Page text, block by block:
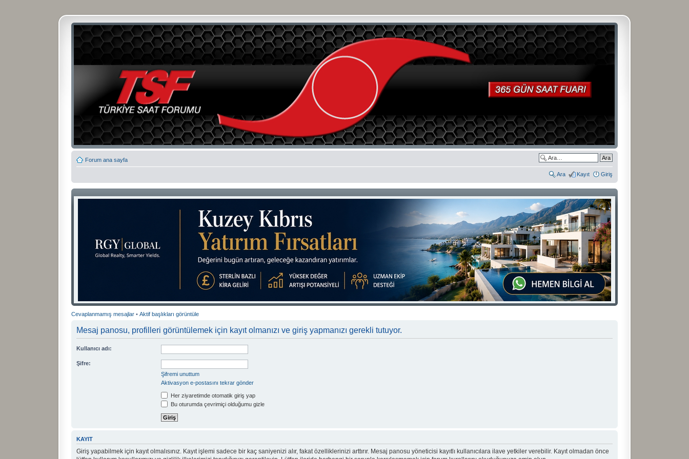
Forum ana sayfa
Ara Kayıt Giriş
Cevaplanmamış mesajlar • Aktif başlıkları görüntüle
Mesaj panosu, profilleri görüntülemek için kayıt olmanızı ve giriş yapmanızı gerekli tutuyor.
Kullanıcı adı:
Şifre:
Şifremi unuttum
Aktivasyon e-postasını tekrar gönder
Her ziyaretimde otomatik giriş yap
Bu oturumda çevrimiçi olduğumu gizle
KAYIT
Giriş yapabilmek için kayıt olmalısınız. Kayıt işlemi sadece bir kaç saniyenizi alır, fakat özelliklerinizi arttırır. Mesaj panosu yöneticisi kayıtlı kullanıcılara ilave yetkiler verebilir. Kayıt olmadan önce